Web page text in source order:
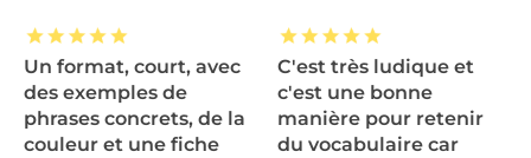
Un format, court, avec
des exemples de
phrases concrets, de la
couleur et une fiche
C'est très ludique et
c'est une bonne
manière pour retenir
du vocabulaire car